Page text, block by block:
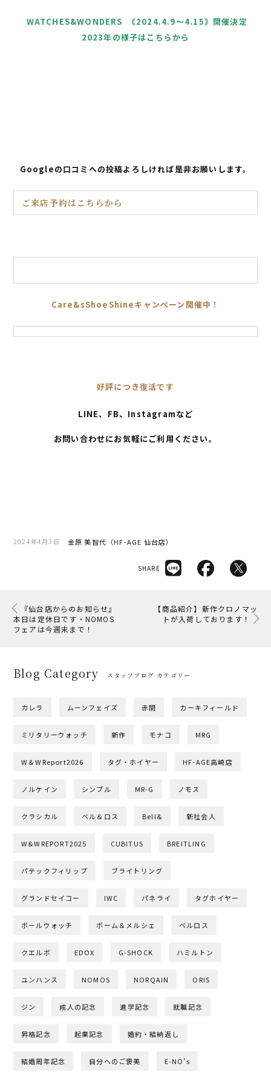
WATCHES&WONDERS 《2024.4.9〜4.15》開催決定
2023年の様子はこちらから
Googleの口コミへの投稿よろしければ是非お願いします。
ご来店予約はこちらから
Care&sShoeShineキャンペーン開催中！
好評につき復活です
LINE、FB、Instagramなど
お問い合わせにお気軽にご利用ください。
2024年4月3日 金原 美智代（HF-AGE 仙台店）
SHARE
『仙台店からのお知らせ』
本日は定休日です・NOMOS
フェアは今週末まで！
【商品紹介】新作クロノマッ
トが入荷しております！
Blog Category スタッフブログ カテゴリー
カレラ ムーンフェイズ 赤間 カーキフィールド
ミリタリーウォッチ 新作 モナコ MRG
W＆WReport2026 タグ・ホイヤー HF-AGE高崎店
ノルケイン シンプル MR-G ノモス
クラシカル ベル＆ロス Bell& 新社会人
W&WREPORT2025 CUBITUS BREITLING
パテックフィリップ ブライトリング
グランドセイコー IWC パネライ タグホイヤー
ボールウォッチ ボーム＆メルシェ ベルロス
クエルボ EDOX G-SHOCK ハミルトン
ユンハンス NOMOS NORQAIN ORIS
ジン 成人の記念 進学記念 就職記念
昇格記念 起業記念 婚約・結納返し
結婚周年記念 自分へのご褒美 E-NO's